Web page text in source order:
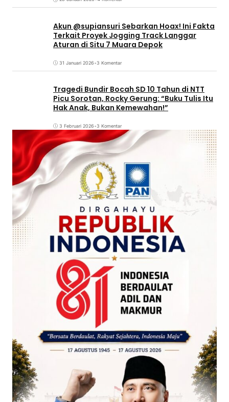
Akun @supiansuri Sebarkan Hoax! Ini Fakta
Terkait Proyek Jogging Track Langgar
Aturan di Situ 7 Muara Depok
31 Januari 2026•3 Komentar
Tragedi Bundir Bocah SD 10 Tahun di NTT
Picu Sorotan, Rocky Gerung: “Buku Tulis Itu
Hak Anak, Bukan Kemewahan!”
3 Februari 2026•3 Komentar